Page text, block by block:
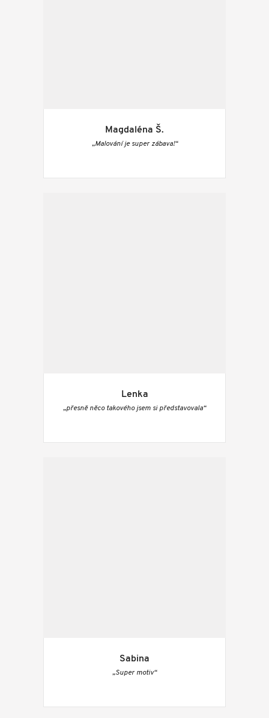
Magdaléna Š.
„Malování je super zábava!“
Lenka
„přesně něco takového jsem si představovala“
Sabina
„Super motiv“